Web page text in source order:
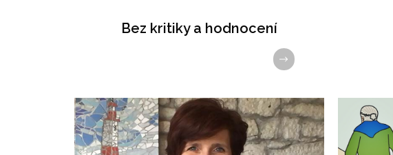
Bez kritiky a hodnocení